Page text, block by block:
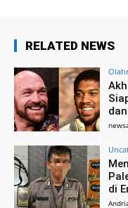
RELATED NEWS
di